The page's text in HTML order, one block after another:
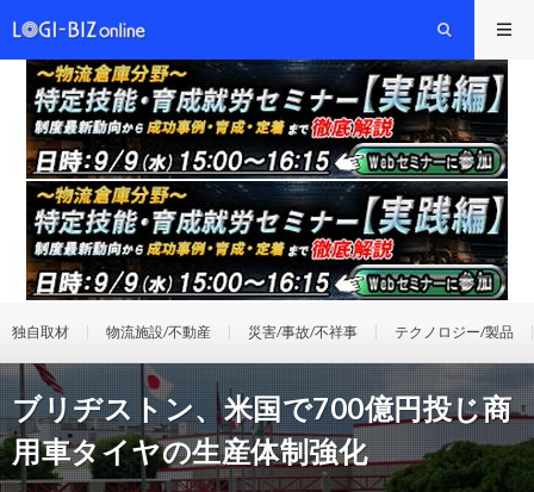
独自取材 物流施設/不動産 災害/事故/不祥事 テクノロジー/製品
ブリヂストン、米国で700億円投じ商
用車タイヤの生産体制強化